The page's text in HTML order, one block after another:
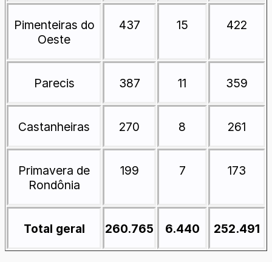
Pimenteiras do
Oeste
437 15 422
Parecis 387 11 359
Castanheiras 270 8 261
Primavera de
Rondônia
199 7 173
Total geral 260.765 6.440 252.491